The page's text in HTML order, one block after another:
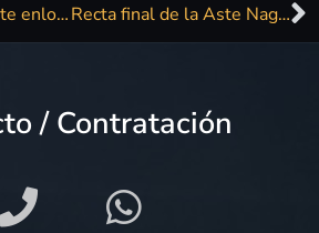
El público de Starlite enloquece con los ritmos de los 80 en su «Noche Movida» Recta final de la Aste Nagusia zarautzarra
/ Contratación